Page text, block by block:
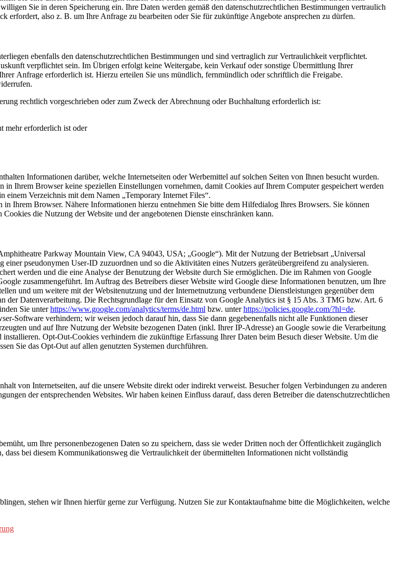
Sie in deren Speicherung ein. Ihre Daten werden gemäß den datenschutzrechtlichen Bestimmungen vertraulich
also z. B. um Ihre Anfrage zu bearbeiten oder Sie für zukünftige Angebote ansprechen zu dürfen.
ebenfalls den datenschutzrechtlichen Bestimmungen und sind vertraglich zur Vertraulichkeit verpflichtet.
verpflichtet sein. Im Übrigen erfolgt keine Weitergabe, kein Verkauf oder sonstige Übermittlung Ihrer
Anfrage erforderlich ist. Hierzu erteilen Sie uns mündlich, fernmündlich oder schriftlich die Freigabe.
rechtlich vorgeschrieben oder zum Zweck der Abrechnung oder Buchhaltung erforderlich ist:
mehr erforderlich ist oder
Informationen darüber, welche Internetseiten oder Werbemittel auf solchen Seiten von Ihnen besucht wurden.
Ihrem Browser keine speziellen Einstellungen vornehmen, damit Cookies auf Ihrem Computer gespeichert werden
Verzeichnis mit dem Namen „Temporary Internet Files“.
Ihrem Browser. Nähere Informationen hierzu entnehmen Sie bitte dem Hilfedialog Ihres Browsers. Sie können
die Nutzung der Website und der angebotenen Dienste einschränken kann.
Parkway Mountain View, CA 94043, USA; „Google“). Mit der Nutzung der Betriebsart „Universal
pseudonymen User-ID zuzuordnen und so die Aktivitäten eines Nutzers geräteübergreifend zu analysieren.
werden und die eine Analyse der Benutzung der Website durch Sie ermöglichen. Die im Rahmen von Google
zusammengeführt. Im Auftrag des Betreibers dieser Website wird Google diese Informationen benutzen, um Ihre
und um weitere mit der Websitenutzung und der Internetnutzung verbundene Dienstleistungen gegenüber dem
der Datenverarbeitung. Die Rechtsgrundlage für den Einsatz von Google Analytics ist § 15 Abs. 3 TMG bzw. Art. 6
Sie unterhttps://www.google.com/analytics/terms/de.html bzw. unterhttps://policies.google.com/?hl=de.
Software verhindern; wir weisen jedoch darauf hin, dass Sie dann gegebenenfalls nicht alle Funktionen dieser
und auf Ihre Nutzung der Website bezogenen Daten (inkl. Ihrer IP-Adresse) an Google sowie die Verarbeitung
Opt-Out-Cookies verhindern die zukünftige Erfassung Ihrer Daten beim Besuch dieser Website. Um die
Sie das Opt-Out auf allen genutzten Systemen durchführen.
von Internetseiten, auf die unsere Website direkt oder indirekt verweist. Besucher folgen Verbindungen zu anderen
der entsprechenden Websites. Wir haben keinen Einfluss darauf, dass deren Betreiber die datenschutzrechtlichen
um Ihre personenbezogenen Daten so zu speichern, dass sie weder Dritten noch der Öffentlichkeit zugänglich
bei diesem Kommunikationsweg die Vertraulichkeit der übermittelten Informationen nicht vollständig
stehen wir Ihnen hierfür gerne zur Verfügung. Nutzen Sie zur Kontaktaufnahme bitte die Möglichkeiten, welche